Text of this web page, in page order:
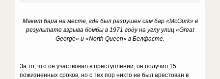
Макет бара на месте, где был разрушен сам бар «McGurk» в
результате взрыва бомбы в 1971 году на углу улиц «Great
George» и «North Queen» в Белфасте.
За то, что он участвовал в преступлении, он получил 15
пожизненных сроков, но с тех пор никто не был арестован в